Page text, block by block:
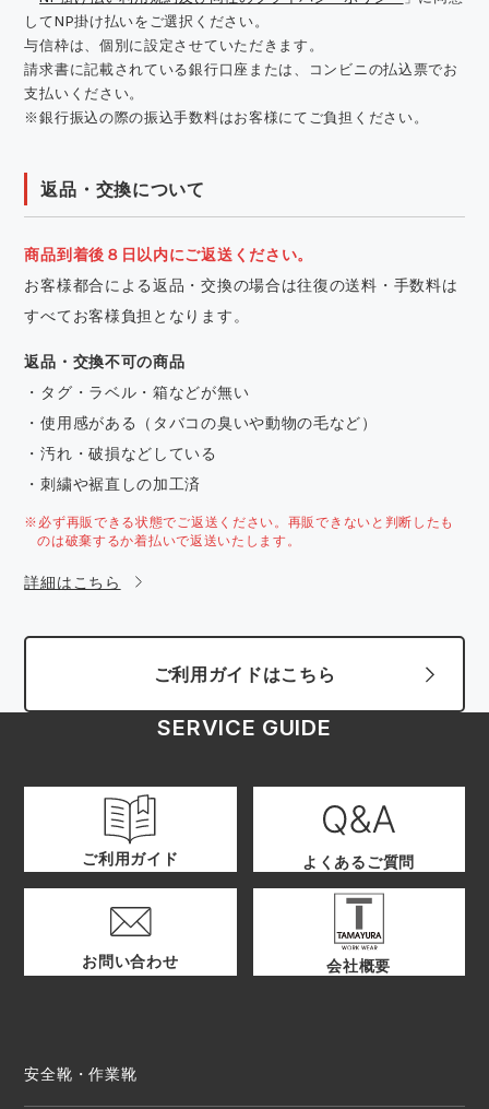
してNP掛け払いをご選択ください。
与信枠は、個別に設定させていただきます。
請求書に記載されている銀行口座または、コンビニの払込票でお
支払いください。
※銀行振込の際の振込手数料はお客様にてご負担ください。
返品・交換について
商品到着後８日以内にご返送ください。
お客様都合による返品・交換の場合は往復の送料・手数料は
すべてお客様負担となります。
返品・交換不可の商品
・タグ・ラベル・箱などが無い
・使用感がある（タバコの臭いや動物の毛など）
・汚れ・破損などしている
・刺繍や裾直しの加工済
※必ず再販できる状態でご返送ください。再販できないと判断したも
のは破棄するか着払いで返送いたします。
詳細はこちら
ご利用ガイドはこちら
SERVICE GUIDE
ご利用ガイド よくあるご質問
お問い合わせ 会社概要
安全靴・作業靴